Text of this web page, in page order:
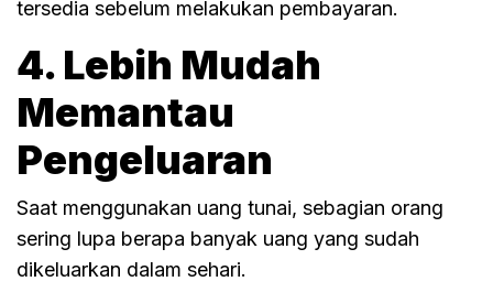
tersedia sebelum melakukan pembayaran.
4. Lebih Mudah
Memantau
Pengeluaran
Saat menggunakan uang tunai, sebagian orang
sering lupa berapa banyak uang yang sudah
dikeluarkan dalam sehari.